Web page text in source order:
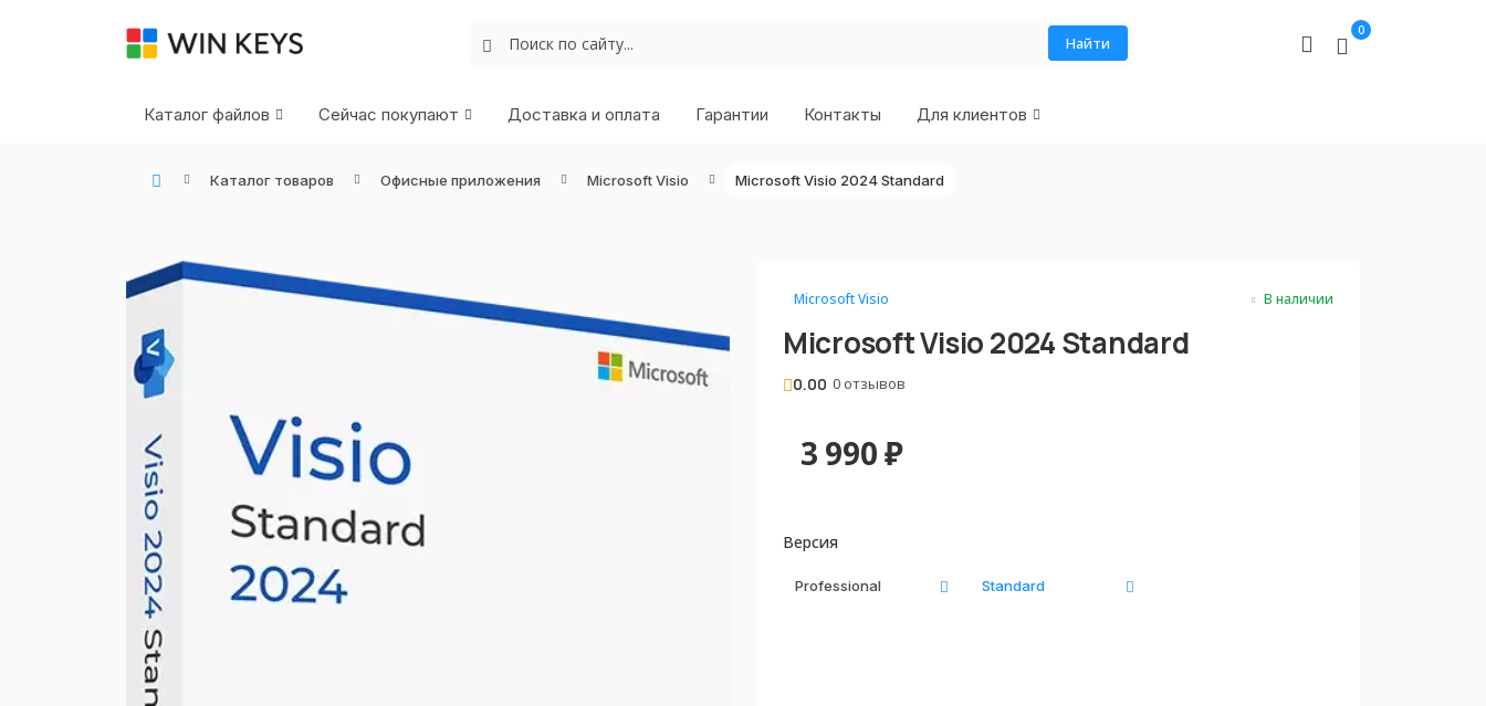
Найти
0
Каталог файлов Сейчас покупают Доставка и оплата Гарантии Контакты Для клиентов
Каталог товаров Офисные приложения Microsoft Visio Microsoft Visio 2024 Standard
Microsoft Visio В наличии
Microsoft Visio 2024 Standard
0.00 0 отзывов
3 990₽
Версия
Professional Standard